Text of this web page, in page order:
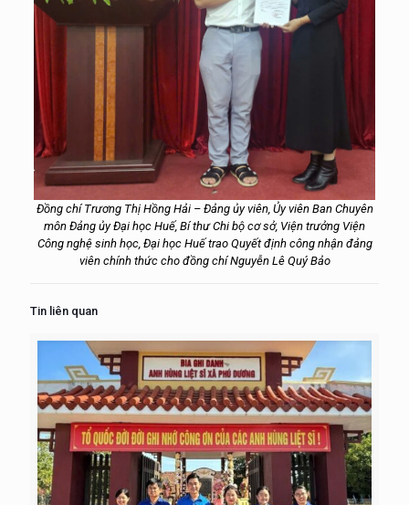
Đồng chí Trương Thị Hồng Hải – Đảng ủy viên, Ủy viên Ban Chuyên
môn Đảng ủy Đại học Huế, Bí thư Chi bộ cơ sở, Viện trưởng Viện
Công nghệ sinh học, Đại học Huế trao Quyết định công nhận đảng
viên chính thức cho đồng chí Nguyễn Lê Quý Bảo
Tin liên quan